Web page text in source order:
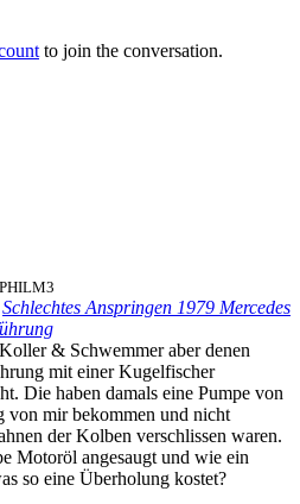
to join the conversation.
PHILM3
Schlechtes Anspringen 1979 Mercedes
& Schwemmer aber denen
mit einer Kugelfischer
Die haben damals eine Pumpe von
mir bekommen und nicht
der Kolben verschlissen waren.
Motoröl angesaugt und wie ein
so eine Überholung kostet?